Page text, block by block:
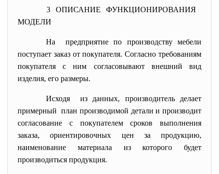
3 ОПИСАНИЕ ФУНКЦИОНИРОВАНИЯ
МОДЕЛИ
На предприятие по производству мебели
поступает заказ от покупателя. Согласно требованиям
покупателя с ним согласовывают внешний вид
изделия, его размеры.
Исходя из данных, производитель делает
примерный план производимой детали и производит
согласование с покупателем сроков выполнения
заказа, ориентировочных цен за продукцию,
наименование материала из которого будет
производиться продукция.